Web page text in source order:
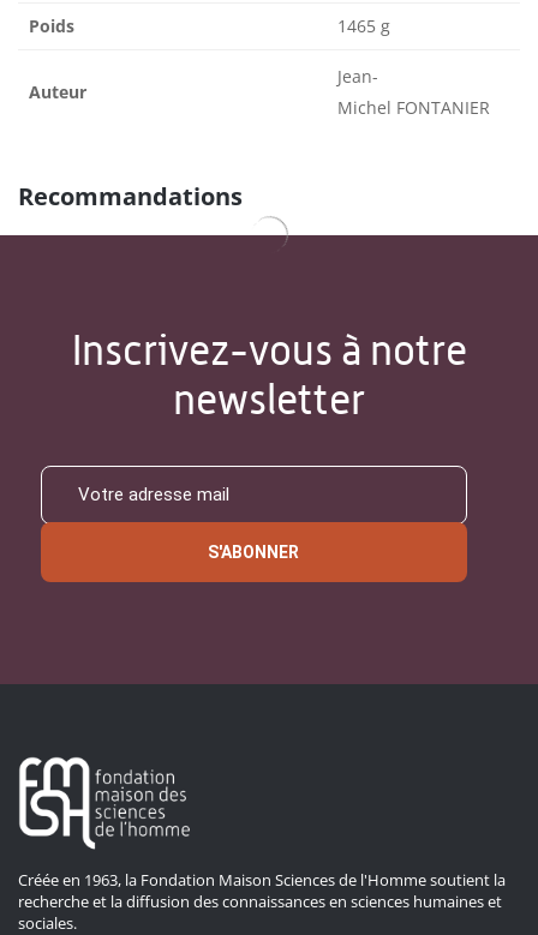
Poids 1465 g
Auteur
Jean-
Michel FONTANIER
Recommandations
Inscrivez-vous à notre
newsletter
S'ABONNER
Créée en 1963, la Fondation Maison Sciences de l'Homme soutient la
recherche et la diffusion des connaissances en sciences humaines et
sociales.